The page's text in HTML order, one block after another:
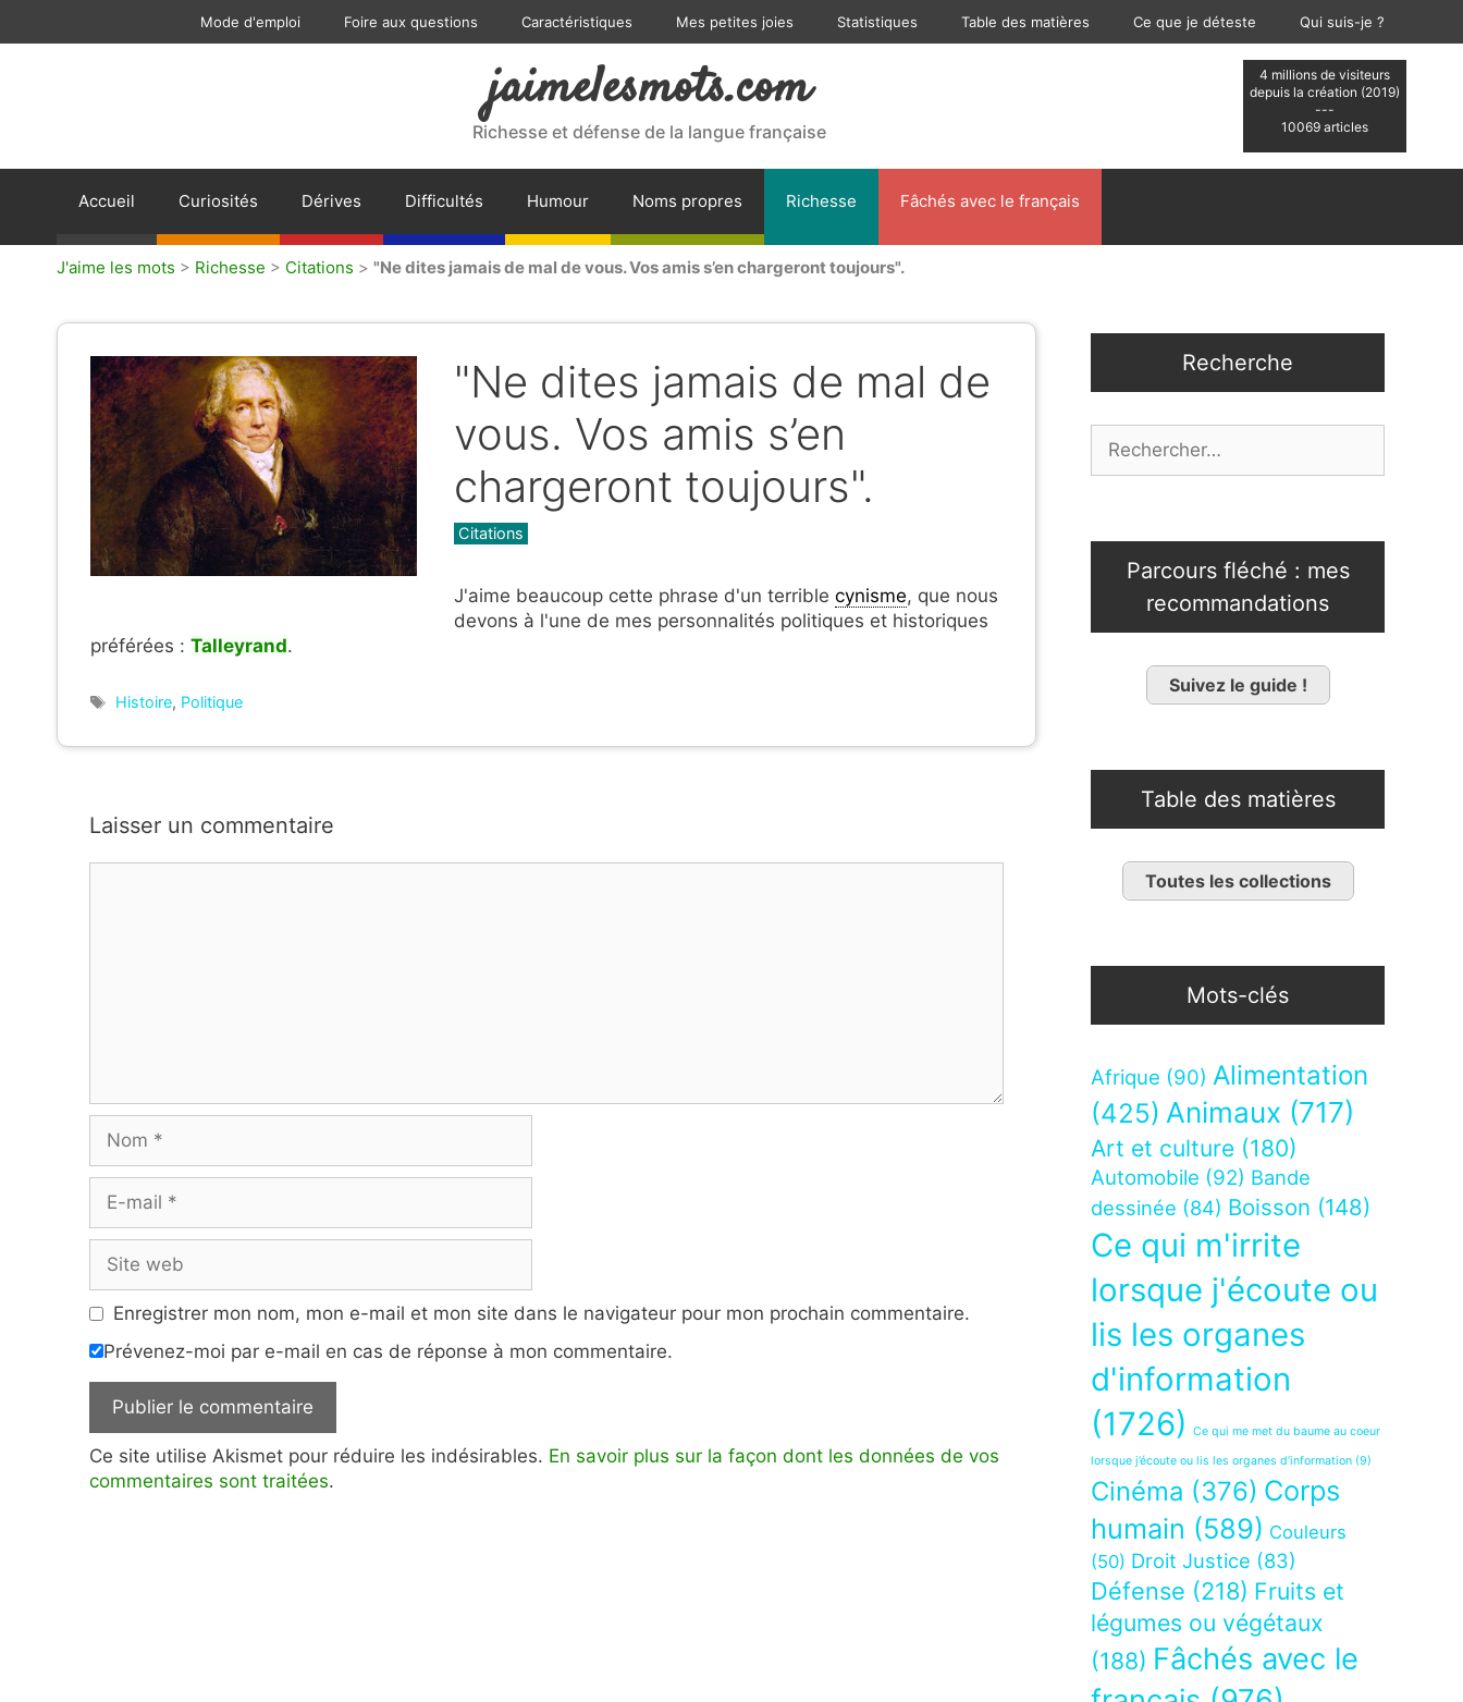
Mode d'emploi Foire aux questions Caractéristiques Mes petites joies Statistiques Table des matières Ce que je déteste Qui suis-je ?
4 millions de visiteurs
depuis la création (2019)
---
10069 articles
jaimelesmots.com
Richesse et défense de la langue française
Accueil Curiosités Dérives Difficultés Humour Noms propres Richesse Fâchés avec le français
J'aime les mots > Richesse > Citations > "Ne dites jamais de mal de vous. Vos amis s’en chargeront toujours".
"Ne dites jamais de mal de
vous. Vos amis s’en
chargeront toujours".
Catégories
Citations
J'aime beaucoup cette phrase d'un terrible cynisme, que nous
devons à l'une de mes personnalités politiques et historiques
préférées : Talleyrand.
Étiquettes
Histoire, Politique
Laisser un commentaire
mail
web
Enregistrer mon nom, mon e-mail et mon site dans le navigateur pour mon prochain commentaire.
Prévenez-moi par e-mail en cas de réponse à mon commentaire.
Ce site utilise Akismet pour réduire les indésirables. En savoir plus sur la façon dont les données de vos
commentaires sont traitées.
Recherche
Parcours fléché : mes
recommandations
Suivez le guide !
Table des matières
Toutes les collections
Mots-clés
Afrique (90) Alimentation
(425) Animaux (717)
Art et culture (180)
Automobile (92) Bande
dessinée (84) Boisson (148)
Ce qui m'irrite
lorsque j'écoute ou
lis les organes
d'information
(1726)
Ce qui me met du baume au coeur
lorsque j’écoute ou lis les organes d’information (9)
Cinéma (376) Corps
humain (589) Couleurs
(50) Droit Justice (83)
Défense (218) Fruits et
légumes ou végétaux
(188) Fâchés avec le